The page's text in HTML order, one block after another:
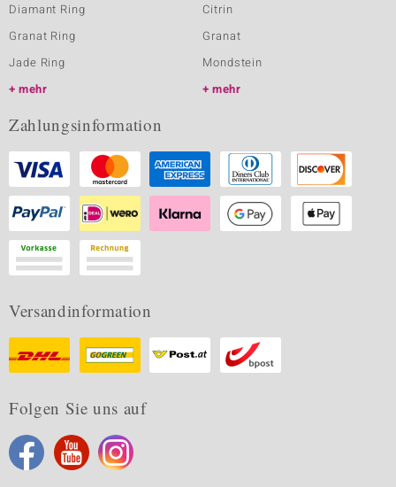
Diamant Ring
Granat Ring
Jade Ring
mehr
Citrin
Granat
Mondstein
mehr
Zahlungsinformation
Versandinformation
Folgen Sie uns auf